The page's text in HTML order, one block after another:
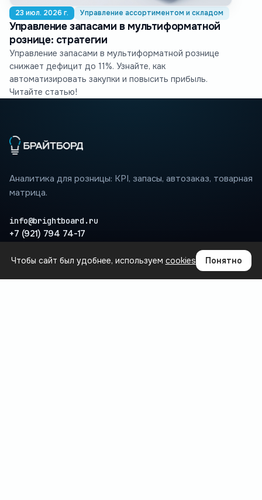
23 июл. 2026 г. Управление ассортиментом и складом
Управление запасами в мультиформатной
рознице: стратегии
Управление запасами в мультиформатной рознице
снижает дефицит до 11%. Узнайте, как
автоматизировать закупки и повысить прибыль.
Читайте статью!
Аналитика для розницы: KPI, запасы, автозаказ, товарная
матрица.
info@brightboard.ru
+7 (921) 794 74-17
Где теряются деньги
Чтобы сайт был удобнее, используем cookies Понятно